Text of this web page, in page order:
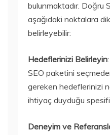
bulunmaktadır. Doğru
aşağıdaki noktalara
belirleyebilir:
Hedeflerinizi Belirleyin
SEO paketini
gereken hedeflerinizi
ihtiyaç duyduğu
Deneyim ve